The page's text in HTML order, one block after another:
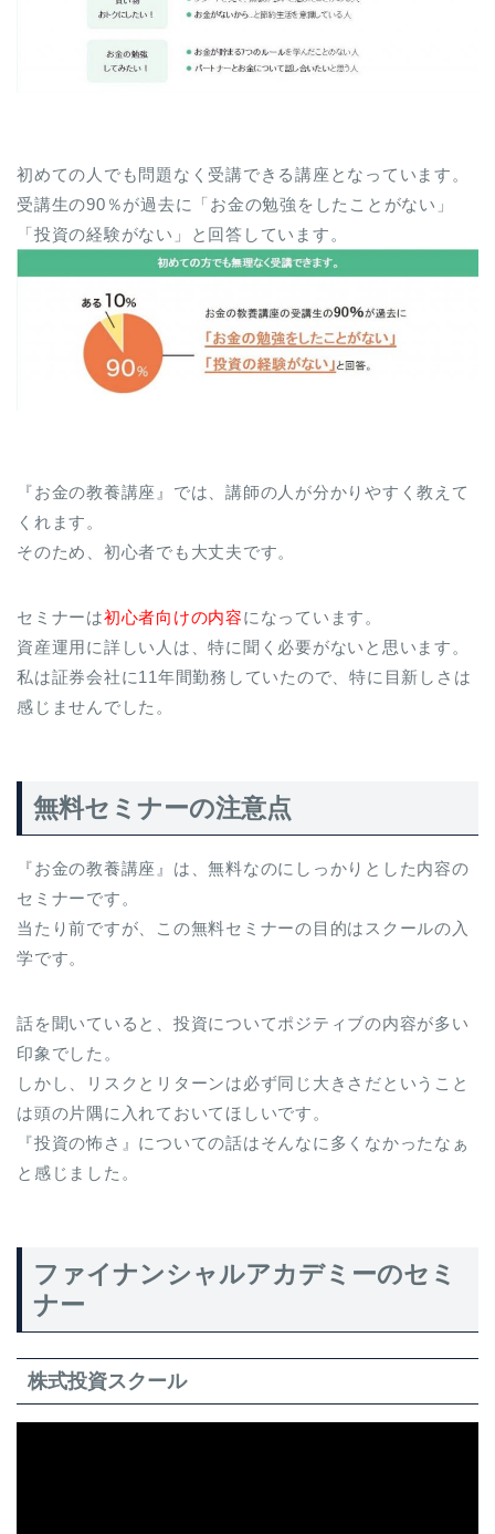
初めての人でも問題なく受講できる講座となっています。
受講生の90％が過去に「お金の勉強をしたことがない」
「投資の経験がない」と回答しています。
『お金の教養講座』では、講師の人が分かりやすく教えて
くれます。
そのため、初心者でも大丈夫です。
セミナーは初心者向けの内容になっています。
資産運用に詳しい人は、特に聞く必要がないと思います。
私は証券会社に11年間勤務していたので、特に目新しさは
感じませんでした。
無料セミナーの注意点
『お金の教養講座』は、無料なのにしっかりとした内容の
セミナーです。
当たり前ですが、この無料セミナーの目的はスクールの入
学です。
話を聞いていると、投資についてポジティブの内容が多い
印象でした。
しかし、リスクとリターンは必ず同じ大きさだということ
は頭の片隅に入れておいてほしいです。
『投資の怖さ』についての話はそんなに多くなかったなぁ
と感じました。
ファイナンシャルアカデミーのセミ
ナー
株式投資スクール